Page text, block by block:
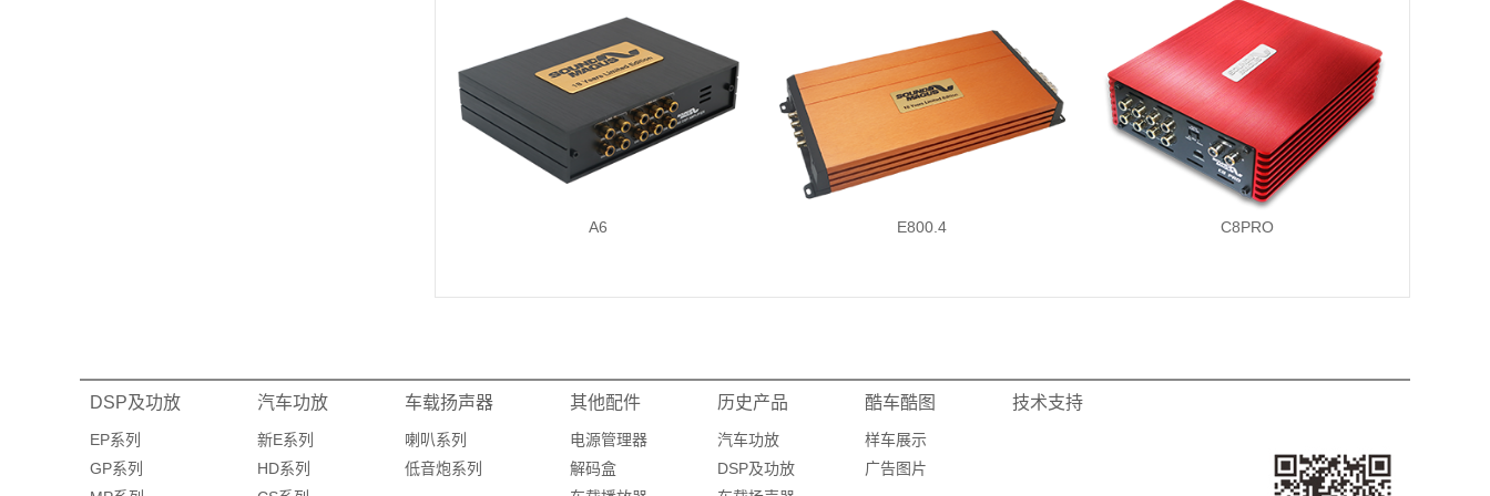
A6 E800.4 C8PRO
DSP及功放
EP系列
GP系列
汽车功放
新E系列
HD系列
车载扬声器
喇叭系列
低音炮系列
其他配件
电源管理器
解码盒
历史产品
汽车功放
DSP及功放
酷车酷图
样车展示
广告图片
技术支持